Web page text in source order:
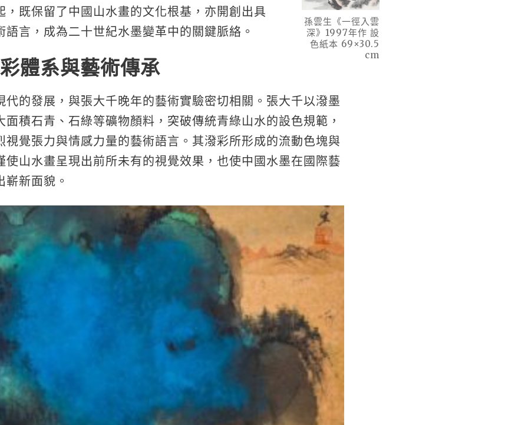
孫雲生《一徑入雲
深》1997年作 設
色紙本 69×30.5
cm
，既保留了中國山水畫的文化根基，亦開創出具
語言，成為二十世紀水墨變革中的關鍵脈絡。
體系與藝術傳承
代的發展，與張大千晚年的藝術實驗密切相關。張大千以潑墨
面積石青、石綠等礦物顏料，突破傳統青綠山水的設色規範，
視覺張力與情感力量的藝術語言。其潑彩所形成的流動色塊與
使山水畫呈現出前所未有的視覺效果，也使中國水墨在國際藝
新面貌。